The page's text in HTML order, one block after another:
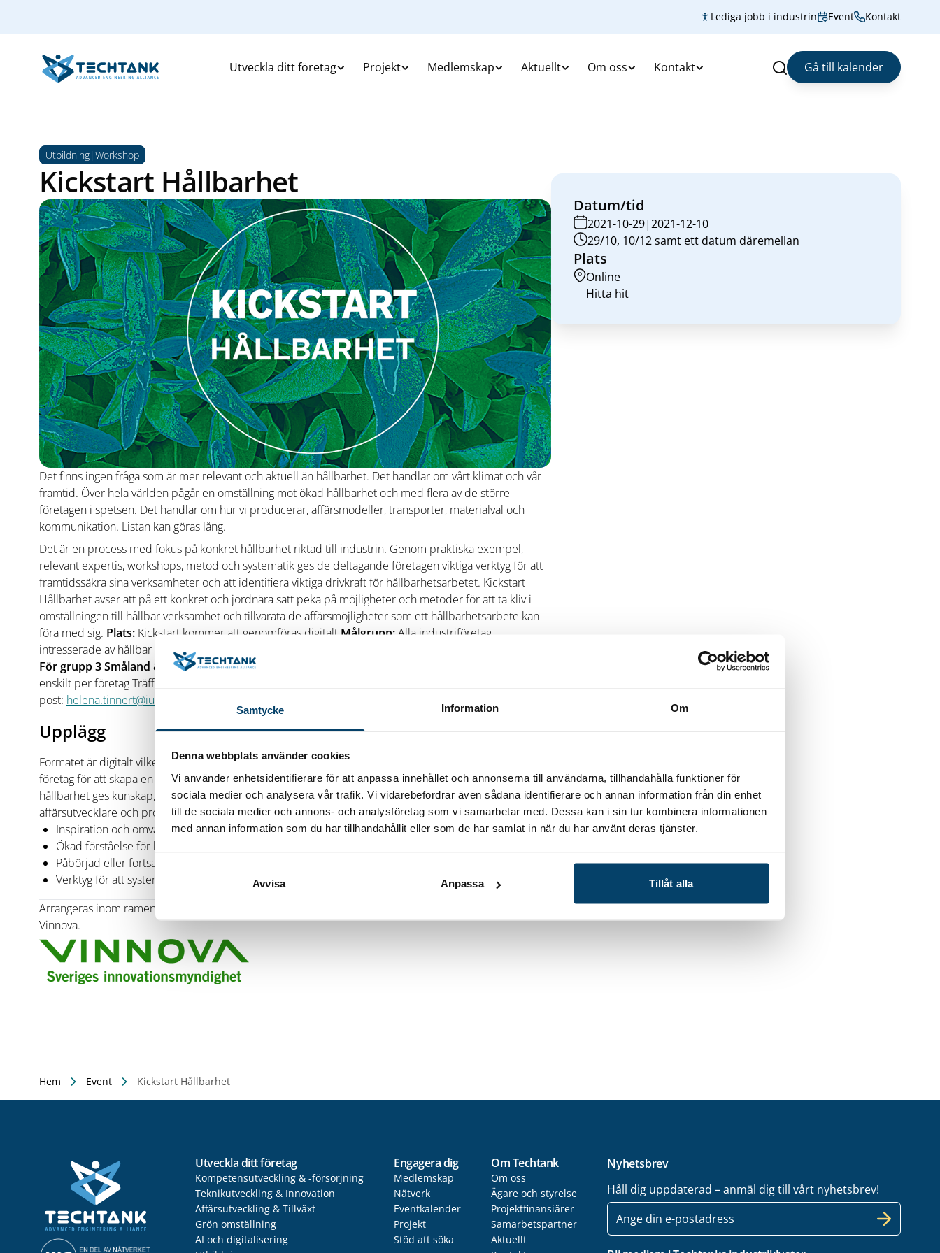
Samtycke Information Om
Denna webbplats använder cookies
Vi använder enhetsidentifierare för att anpassa innehållet och annonserna till användarna, tillhandahålla funktioner för
sociala medier och analysera vår trafik. Vi vidarebefordrar även sådana identifierare och annan information från din enhet
till de sociala medier och annons- och analysföretag som vi samarbetar med. Dessa kan i sin tur kombinera informationen
med annan information som du har tillhandahållit eller som de har samlat in när du har använt deras tjänster.
Avvisa Anpassa Tillåt alla
Lediga jobb i industrin Event Kontakt
Utveckla ditt företag Projekt Medlemskap Aktuellt Om oss Kontakt Sök Gå till kalender
Utbildning|Workshop
Kickstart Hållbarhet
Det finns ingen fråga som är mer relevant och aktuell än hållbarhet. Det handlar om vårt klimat och vår
framtid. Över hela världen pågår en omställning mot ökad hållbarhet och med flera av de större
företagen i spetsen. Det handlar om hur vi producerar, affärsmodeller, transporter, materialval och
kommunikation. Listan kan göras lång.
Det är en process med fokus på konkret hållbarhet riktad till industrin. Genom praktiska exempel,
relevant expertis, workshops, metod och systematik ges de deltagande företagen viktiga verktyg för att
framtidssäkra sina verksamheter och att identifiera viktiga drivkraft för hållbarhetsarbetet. Kickstart
Hållbarhet avser att på ett konkret och jordnära sätt peka på möjligheter och metoder för att ta kliv i
omställningen till hållbar verksamhet och tillvarata de affärsmöjligheter som ett hållbarhetsarbete kan
föra med sig. Plats: Kickstart kommer att genomföras digitalt Målgrupp: Alla industriföretag
intresserade av hållbar utveckling.
För grupp 3 Småland & Blekinge gäller:Träff 1: Fredag 29 oktober kl 8-12 Träff 2: Ca 2 timmar, bokas
enskilt per företag Träff 3: Fredag 10 december kl 8-12Kontaktperson: Helena Tinnert E-
post: helena.tinnert@iuc-kalmar.se
Upplägg
Formatet är digitalt vilket ger möjlighet för fler att delta. En kickstartgrupp kommer att samla tio till tolv
företag för att skapa en konkret och engagerad gruppresa som sträcker sig över tre tillfällen. I Kickstart
hållbarhet ges kunskap, vägledning och verktyg av såväl hållbarhetsexperter som erfarna
affärsutvecklare och processledare.Deltagande företag kommer att få:
Inspiration och omvärldskunskap kring hållbarhet
Ökad förståelse för hur hållbar affärsutveckling ger konkurrensfördelar och ökad lönsamhet.
Påbörjad eller fortsatt hållbarhetsprocess för företaget.
Verktyg för att systematiskt initiera och följa upp projekt på hemmaplan
Arrangeras inom ramen för projektet Kickstart Hållbarhet som drivs av IUC Sverige och finansieras av
Vinnova.
Datum/tid
2021-10-29|2021-12-10
29/10, 10/12 samt ett datum däremellan
Plats
Online
Hitta hit
Hem Event Kickstart Hållbarhet
Utveckla ditt företag
Kompetensutveckling & -försörjning
Teknikutveckling & Innovation
Affärsutveckling & Tillväxt
Grön omställning
AI och digitalisering
Engagera dig
Medlemskap
Nätverk
Eventkalender
Projekt
Stöd att söka
Om Techtank
Om oss
Ägare och styrelse
Projektfinansiärer
Samarbetspartner
Aktuellt
Nyhetsbrev
Håll dig uppdaterad – anmäl dig till vårt nyhetsbrev!
E-
post